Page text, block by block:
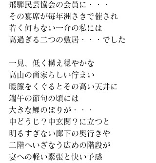
飛騨民芸協会の会員に・・・
その宴席が毎年洲さきで催され
若く何もない一介の私には
高過ぎる二つの敷居・・・でした
一見、低く構え穏やかな
高山の商家らしい佇まい
暖簾をくぐるとその高い天井に
端午の節句の頃には
大きな鯉のぼりが・・・
中どうじ？中玄関？に立つと
明るすぎない廊下の奥行きや
二階へいざなう広めの階段が
宴への軽い緊張と快い予感